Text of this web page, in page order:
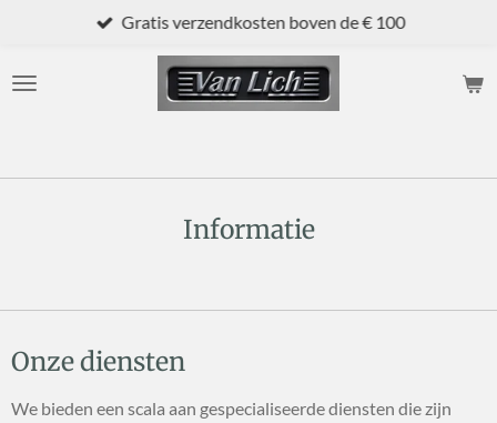
naar
Gratis verzendkosten boven de € 100
Informatie
Onze diensten
We bieden een scala aan gespecialiseerde diensten die zijn